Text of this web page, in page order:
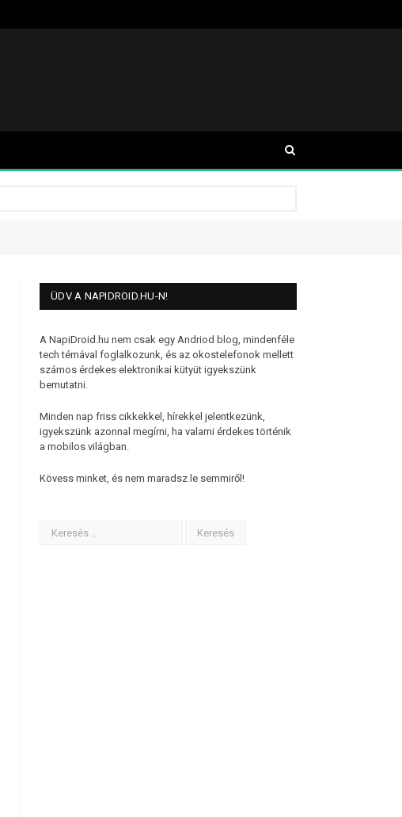
ÜDV A NAPIDROID.HU-N!
A NapiDroid.hu nem csak egy Andriod blog, mindenféle
tech témával foglalkozunk, és az okostelefonok mellett
számos érdekes elektronikai kütyüt igyekszünk
bemutatni.
Minden nap friss cikkekkel, hírekkel jelentkezünk,
igyekszünk azonnal megírni, ha valami érdekes történik
a mobilos világban.
Kövess minket, és nem maradsz le semmiről!